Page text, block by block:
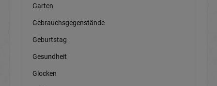
Garten
Gebrauchsgegenstände
Geburtstag
Gesundheit
Glocken